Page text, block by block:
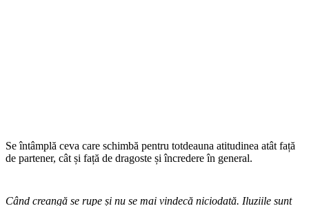
Se întâmplă ceva care schimbă pentru totdeauna atitudinea atât față
de partener, cât și față de dragoste și încredere în general.
Când creangă se rupe și nu se mai vindecă niciodată. Iluziile sunt